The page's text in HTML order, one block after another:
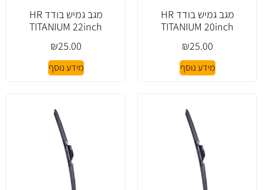
מגב גמיש בודד HR
TITANIUM 20inch
₪25.00
מידע נוסף
מגב גמיש בודד HR
TITANIUM 22inch
₪25.00
מידע נוסף